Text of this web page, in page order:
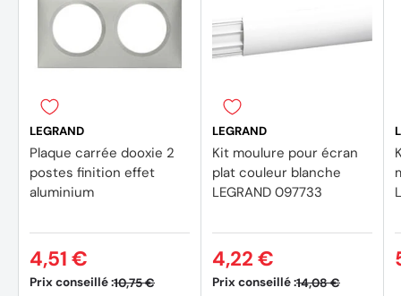
LEGRAND
Plaque carrée dooxie 2
postes finition effet
aluminium
Prix conseillé :10,75 €
4,51 €
LEGRAND
Kit moulure pour écran
plat couleur blanche
LEGRAND 097733
Prix conseillé :14,08 €
4,22 €